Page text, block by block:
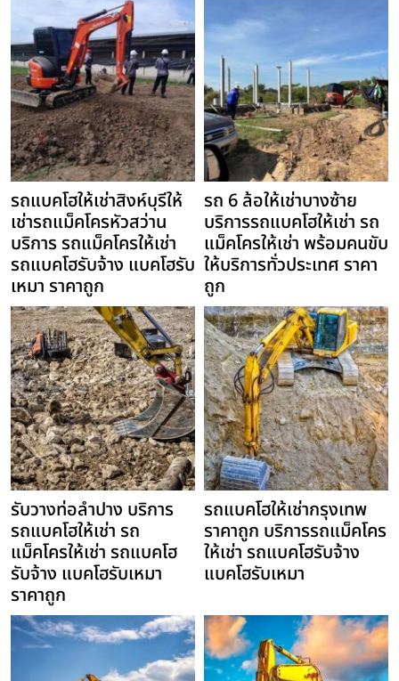
รถแบคโฮให้เช่าสิงห์บุรีให้
เช่ารถแม็คโครหัวสว่าน
บริการ รถแม็คโครให้เช่า
รถแบคโฮรับจ้าง แบคโฮรับ
เหมา ราคาถูก
รถ 6 ล้อให้เช่าบางซ้าย
บริการรถแบคโฮให้เช่า รถ
แม็คโครให้เช่า พร้อมคนขับ
ให้บริการทั่วประเทศ ราคา
ถูก
รับวางท่อลำปาง บริการ
รถแบคโฮให้เช่า รถ
แม็คโครให้เช่า รถแบคโฮ
รับจ้าง แบคโฮรับเหมา
ราคาถูก
รถแบคโฮให้เช่ากรุงเทพ
ราคาถูก บริการรถแม็คโคร
ให้เช่า รถแบคโฮรับจ้าง
แบคโฮรับเหมา